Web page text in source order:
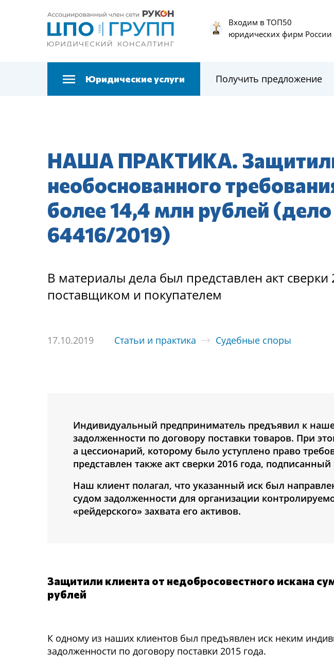
Входим в ТОП50
юридических фирм России
Юридические услуги Получить предложение
НАША ПРАКТИКА. Защитили
необоснованного
более 14,4 млн рублей
64416/2019)
В материалы дела был представлен акт
поставщиком и покупателем
17.10.2019 Статьи и практика Судебные споры
Индивидуальный предприниматель предъявил к
задолженности по договору поставки товаров. При
а цессионарий, которому было уступлено право
представлен также акт сверки 2016 года,
Наш клиент полагал, что указанный иск был
судом задолженности для организации
«рейдерского» захвата его активов.
Защитили клиента от недобросовестного искана
рублей
К одному из наших клиентов был предъявлен иск неким
задолженности по договору поставки 2015 года.